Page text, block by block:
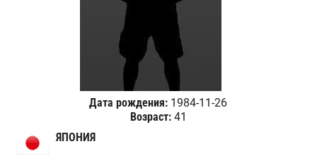
Дата рождения: 1984-11-26
Возраст:41
ЯПОНИЯ